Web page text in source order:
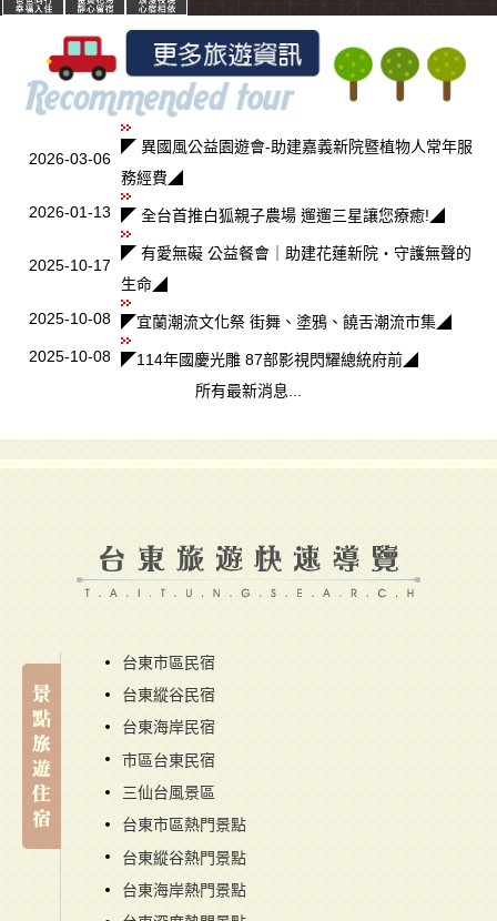
2026-03-06
◤ 異國風公益園遊會-助建嘉義新院暨植物人常年服
務經費◢
2026-01-13
◤ 全台首推白狐親子農場 遛遛三星讓您療癒!◢
2025-10-17
◤ 有愛無礙 公益餐會｜助建花蓮新院・守護無聲的
生命◢
2025-10-08
◤宜蘭潮流文化祭 街舞、塗鴉、饒舌潮流市集◢
2025-10-08
◤114年國慶光雕 87部影視閃耀總統府前◢
所有最新消息...
台東市區民宿
台東縱谷民宿
台東海岸民宿
市區台東民宿
三仙台風景區
台東市區熱門景點
台東縱谷熱門景點
台東海岸熱門景點